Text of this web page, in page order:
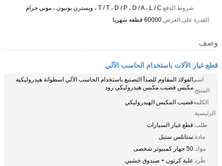
شروط الدفع:T / T ، D / P ، D / A ، L / C ، ويسترن يونيون ، موني جرام
القدرة على العرض:60000 قطعة شهريا
وصف
قطع غيار الآلات باستخدام الحاسب الآلي
اسم
المنتج:
الفولاذ المقاوم للصدأ التصنيع باستخدام الحاسب الآلي اسطوانة هيدروليكية
مكبس قضيب مكبس هيدروليكي رود
الكلمة
الرئيسية:
قضيب المكبس الهيدروليكي
طلب:قطع غيار السيارات
مادة:ستانلس ستيل
موك:50 جهاز كمبيوتر شخصى
طَرد:علبة كرتون + صندوق خشبي